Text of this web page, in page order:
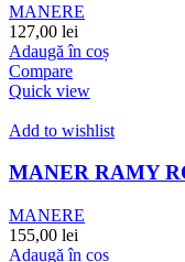
MANERE
127,00 lei
Adaugă în coș
Compare
Quick view
Add to wishlist
MANER RAMY
MANERE
155,00 lei
Adaugă în coș